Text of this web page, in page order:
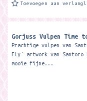
Toevoegen aan
Gorjuss Vulpen Time
Prachtige vulpen van
Fly' artwork van Santoro
mooie fijne...